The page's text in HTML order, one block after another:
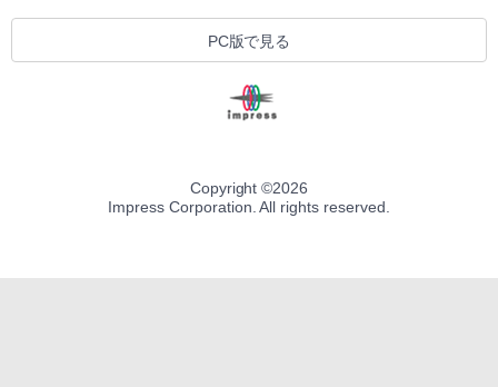
PC版で見る
Copyright ©2026
Impress Corporation. All rights reserved.